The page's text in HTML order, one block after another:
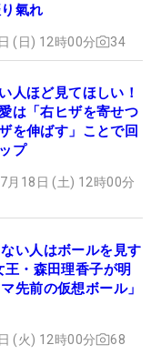
氣れ
(日) 12時00分 34
人ほど見てほしい！
は「右ヒザを寄せつ
を伸ばす」ことで回
プ
月18日 (土) 12時00分
い人はボールを見す
王・森田理香子が明
先前の仮想ボール」
(火) 12時00分 68